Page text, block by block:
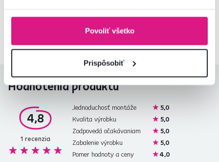
Povoliť všetko
Prispôsobiť
Hodnotenia produktu
4,8
1 recenzia
Jednoduchosť montáže
5,0
Kvalita výrobku
5,0
Zodpovedá očakávaniam
5,0
Zabalenie výrobku
5,0
Pomer hodnoty a ceny
4,0